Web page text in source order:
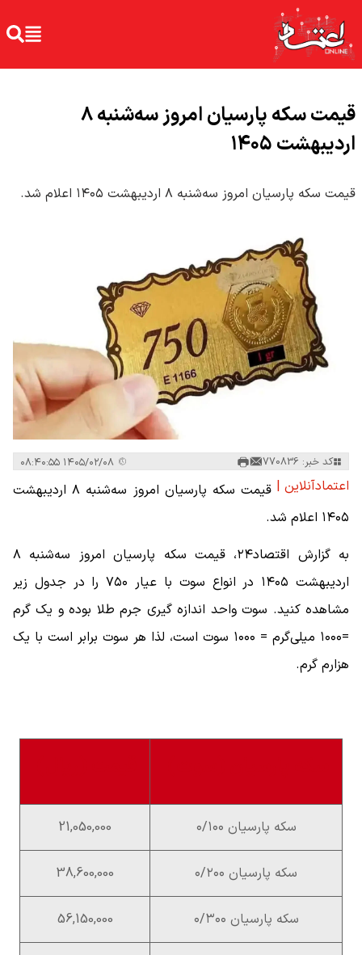
قیمت سکه پارسیان امروز سه‌شنبه ۸
اردیبهشت ۱۴۰۵
قیمت سکه پارسیان امروز سه‌شنبه ۸ اردیبهشت ۱۴۰۵ اعلام شد.
کد خبر: 770836
اعتمادآنلاین |
قیمت سکه پارسیان امروز سه‌شنبه ۸ اردیبهشت
۱۴۰۵ اعلام شد.
به گزارش اقتصاد۲۴، قیمت سکه پارسیان امروز سه‌شنبه ۸
اردیبهشت ۱۴۰۵ در انواع سوت با عیار ۷۵۰ را در جدول زیر
مشاهده کنید. سوت واحد اندازه گیری جرم طلا بوده و یک گرم
=۱۰۰۰ میلی‌گرم = ۱۰۰۰ سوت است، لذا هر سوت برابر است با یک
هزارم گرم.
سکه پارسیان ۰/۱۰۰ 21,050,000
سکه پارسیان ۰/۲۰۰ 38,600,000
سکه پارسیان ۰/۳۰۰ 56,150,000